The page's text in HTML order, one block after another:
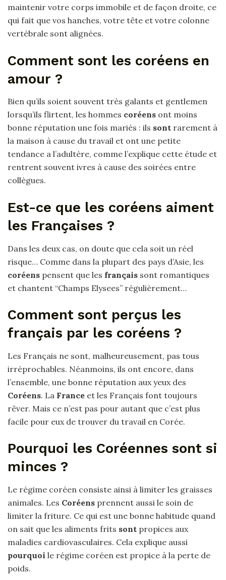
maintenir votre corps immobile et de façon droite, ce
qui fait que vos hanches, votre tête et votre colonne
vertébrale sont alignées.
Comment sont les coréens en
amour ?
Bien qu’ils soient souvent très galants et gentlemen
lorsqu’ils flirtent, les hommes coréens ont moins
bonne réputation une fois mariés : ils sont rarement à
la maison à cause du travail et ont une petite
tendance a l’adultère, comme l’explique cette étude et
rentrent souvent ivres à cause des soirées entre
collègues.
Est-ce que les coréens aiment
les Françaises ?
Dans les deux cas, on doute que cela soit un réel
risque… Comme dans la plupart des pays d’Asie, les
coréens pensent que les français sont romantiques
et chantent “Champs Elysees” régulièrement…
Comment sont perçus les
français par les coréens ?
Les Français ne sont, malheureusement, pas tous
irréprochables. Néanmoins, ils ont encore, dans
l’ensemble, une bonne réputation aux yeux des
Coréens. La France et les Français font toujours
rêver. Mais ce n’est pas pour autant que c’est plus
facile pour eux de trouver du travail en Corée.
Pourquoi les Coréennes sont si
minces ?
Le régime coréen consiste ainsi à limiter les graisses
animales. Les Coréens prennent aussi le soin de
limiter la friture. Ce qui est une bonne habitude quand
on sait que les aliments frits sont propices aux
maladies cardiovasculaires. Cela explique aussi
pourquoi le régime coréen est propice à la perte de
poids.